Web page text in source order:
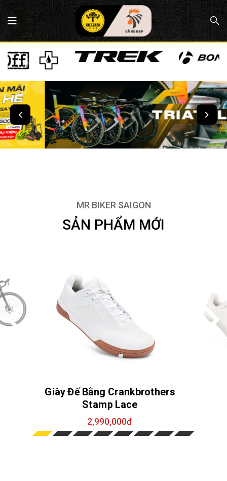
MR BIKER SAIGON
SẢN PHẨM MỚI
Giày Đế Bằng Crankbrothers
Stamp Lace
2,990,000đ